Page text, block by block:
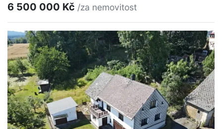
6 500 000 Kč /za nemovitost